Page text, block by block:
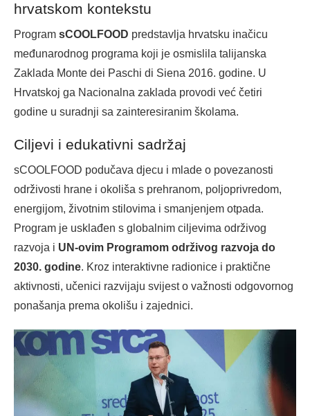
hrvatskom kontekstu
Program sCOOLFOOD predstavlja hrvatsku inačicu
međunarodnog programa koji je osmislila talijanska
Zaklada Monte dei Paschi di Siena 2016. godine. U
Hrvatskoj ga Nacionalna zaklada provodi već četiri
godine u suradnji sa zainteresiranim školama.
Ciljevi i edukativni sadržaj
sCOOLFOOD podučava djecu i mlade o povezanosti
održivosti hrane i okoliša s prehranom, poljoprivredom,
energijom, životnim stilovima i smanjenjem otpada.
Program je usklađen s globalnim ciljevima održivog
razvoja i UN-ovim Programom održivog razvoja do
2030. godine. Kroz interaktivne radionice i praktične
aktivnosti, učenici razvijaju svijest o važnosti odgovornog
ponašanja prema okolišu i zajednici.